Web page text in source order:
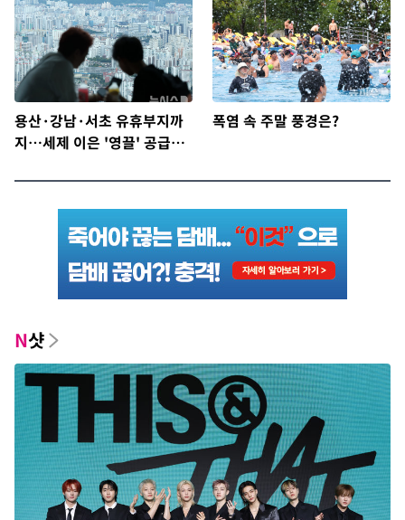
용산·강남·서초 유휴부지까
지…세제 이은 '영끌' 공급대
폭염 속 주말 풍경은?
N샷